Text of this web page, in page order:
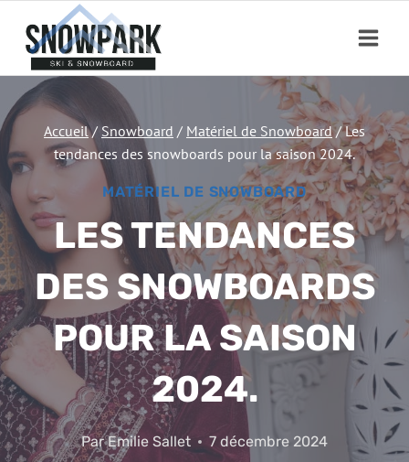
contenu
Accueil / Snowboard / Matériel de Snowboard / Les
tendances des snowboards pour la saison 2024.
MATÉRIEL DE SNOWBOARD
LES TENDANCES
DES SNOWBOARDS
POUR LA SAISON
2024.
ParEmilie Sallet 7 décembre 2024